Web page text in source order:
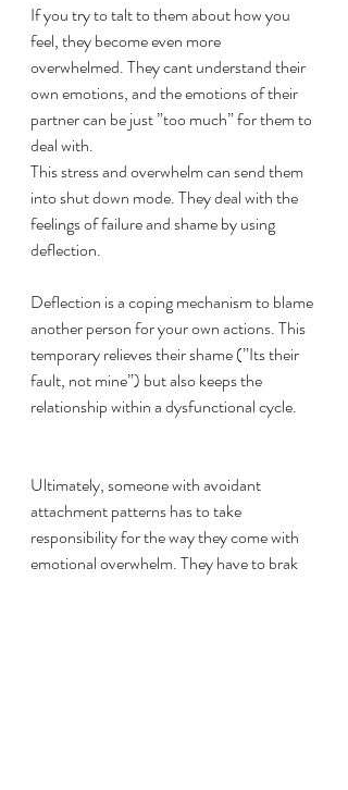
If you try to talt to them about how you
feel, they become even more
overwhelmed. They cant understand their
own emotions, and the emotions of their
partner can be just ”too much” for them to
deal with.
This stress and overwhelm can send them
into shut down mode. They deal with the
feelings of failure and shame by using
deflection.
Deflection is a coping mechanism to blame
another person for your own actions. This
temporary relieves their shame (”Its their
fault, not mine”) but also keeps the
relationship within a dysfunctional cycle.
Ultimately, someone with avoidant
attachment patterns has to take
responsibility for the way they come with
emotional overwhelm. They have to brak